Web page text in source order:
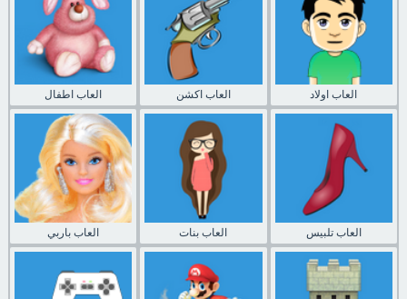
العاب اطفال العاب اكشن العاب اولاد
العاب باربي العاب بنات العاب تلبيس